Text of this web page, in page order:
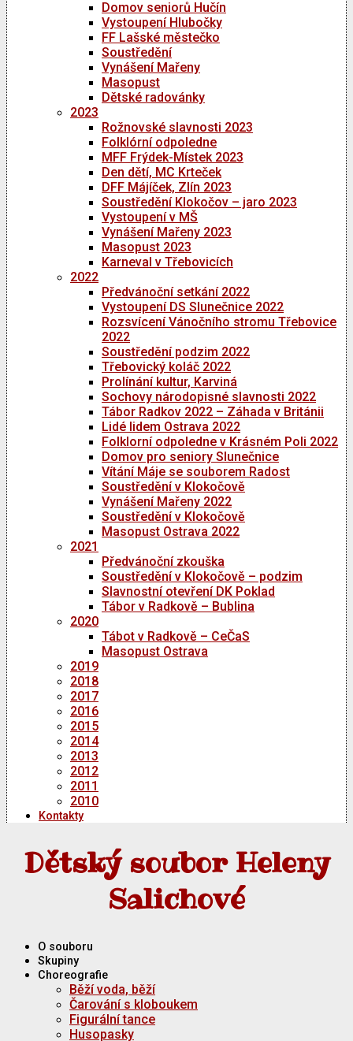
Domov seniorů Hučín
Vystoupení Hlubočky
FF Lašské městečko
Soustředění
Vynášení Mařeny
Masopust
Dětské radovánky
2023
Rožnovské slavnosti 2023
Folklórní odpoledne
MFF Frýdek-Místek 2023
Den dětí, MC Krteček
DFF Májíček, Zlín 2023
Soustředění Klokočov – jaro 2023
Vystoupení v MŠ
Vynášení Mařeny 2023
Masopust 2023
Karneval v Třebovicích
2022
Předvánoční setkání 2022
Vystoupení DS Slunečnice 2022
Rozsvícení Vánočního stromu Třebovice
2022
Soustředění podzim 2022
Třebovický koláč 2022
Prolínání kultur, Karviná
Sochovy národopisné slavnosti 2022
Tábor Radkov 2022 – Záhada v Británii
Lidé lidem Ostrava 2022
Folklorní odpoledne v Krásném Poli 2022
Domov pro seniory Slunečnice
Vítání Máje se souborem Radost
Soustředění v Klokočově
Vynášení Mařeny 2022
Soustředění v Klokočově
Masopust Ostrava 2022
2021
Předvánoční zkouška
Soustředění v Klokočově – podzim
Slavnostní otevření DK Poklad
Tábor v Radkově – Bublina
2020
Tábot v Radkově – CeČaS
Masopust Ostrava
2019
2018
2017
2016
2015
2014
2013
2012
2011
2010
Kontakty
Dětský soubor Heleny
Salichové
O souboru
Skupiny
Choreografie
Běží voda, běží
Čarování s kloboukem
Figurální tance
Husopasky